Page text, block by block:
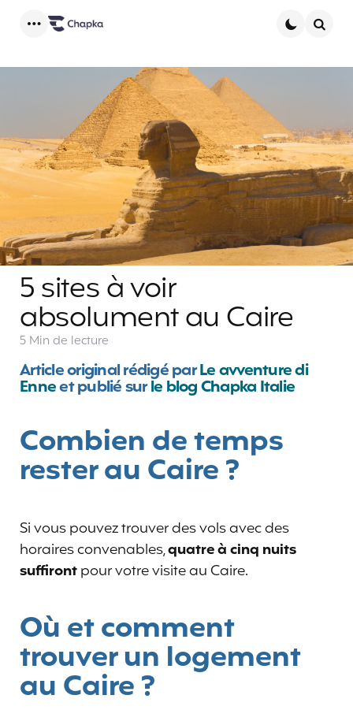
5 sites à voir
absolument au Caire
5 Min de lecture
Article original rédigé parLe avventure di
Enneet publié surle blog Chapka Italie
Combien de temps
rester au Caire ?
Si vous pouvez trouver des vols avec des
horaires convenables,quatre à cinq nuits
suffirontpour votre visite au Caire.
Où et comment
trouver un logement
au Caire ?